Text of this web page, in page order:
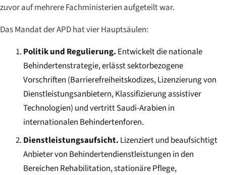
zuvor auf mehrere Fachministerien aufgeteilt war.
Das Mandat der APD hat vier Hauptsäulen:
Politik und Regulierung. Entwickelt die nationale
Behindertenstrategie, erlässt sektorbezogene
Vorschriften (Barrierefreiheitskodizes, Lizenzierung von
Dienstleistungsanbietern, Klassifizierung assistiver
Technologien) und vertritt Saudi-Arabien in
internationalen Behindertenforen.
Dienstleistungsaufsicht. Lizenziert und beaufsichtigt
Anbieter von Behindertendienstleistungen in den
Bereichen Rehabilitation, stationäre Pflege,